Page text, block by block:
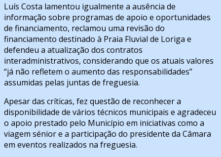
Luís Costa lamentou igualmente a ausência de
informação sobre programas de apoio e oportunidades
de financiamento, reclamou uma revisão do
financiamento destinado à Praia Fluvial de Loriga e
defendeu a atualização dos contratos
interadministrativos, considerando que os atuais valores
“já não refletem o aumento das responsabilidades”
assumidas pelas juntas de freguesia.
Apesar das críticas, fez questão de reconhecer a
disponibilidade de vários técnicos municipais e agradeceu
o apoio prestado pelo Município em iniciativas como a
viagem sénior e a participação do presidente da Câmara
em eventos realizados na freguesia.